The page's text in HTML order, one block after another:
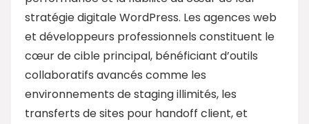
stratégie digitale WordPress. Les agences web
et développeurs professionnels constituent le
cœur de cible principal, bénéficiant d’outils
collaboratifs avancés comme les
environnements de staging illimités, les
transferts de sites pour handoff client, et